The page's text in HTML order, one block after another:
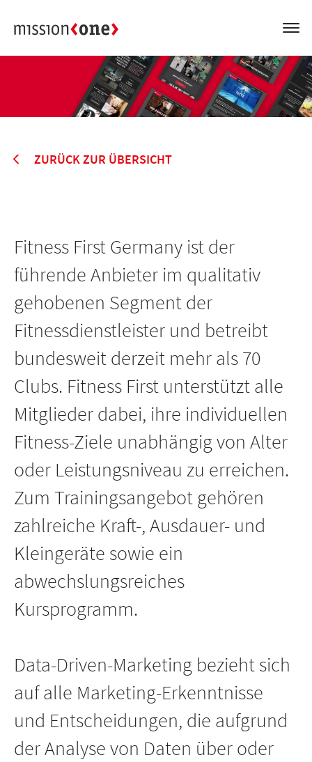
ZURÜCK ZUR ÜBERSICHT
Fitness First Germany ist der
führende Anbieter im qualitativ
gehobenen Segment der
Fitnessdienstleister und betreibt
bundesweit derzeit mehr als 70
Clubs. Fitness First unterstützt alle
Mitglieder dabei, ihre individuellen
Fitness-Ziele unabhängig von Alter
oder Leistungsniveau zu erreichen.
Zum Trainingsangebot gehören
zahlreiche Kraft-, Ausdauer- und
Kleingeräte sowie ein
abwechslungsreiches
Kursprogramm.
Data-Driven-Marketing bezieht sich
auf alle Marketing-Erkenntnisse
und Entscheidungen, die aufgrund
der Analyse von Daten über oder